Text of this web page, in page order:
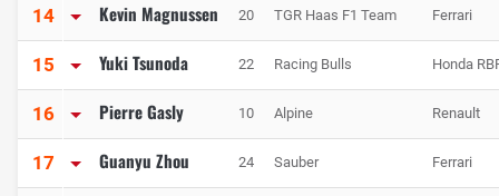
14 Kevin Magnussen 20 TGR Haas F1 Team Ferrari
15 Yuki Tsunoda 22 Racing Bulls Honda
16 Pierre Gasly 10 Alpine Renault
17 Guanyu Zhou 24 Sauber Ferrari